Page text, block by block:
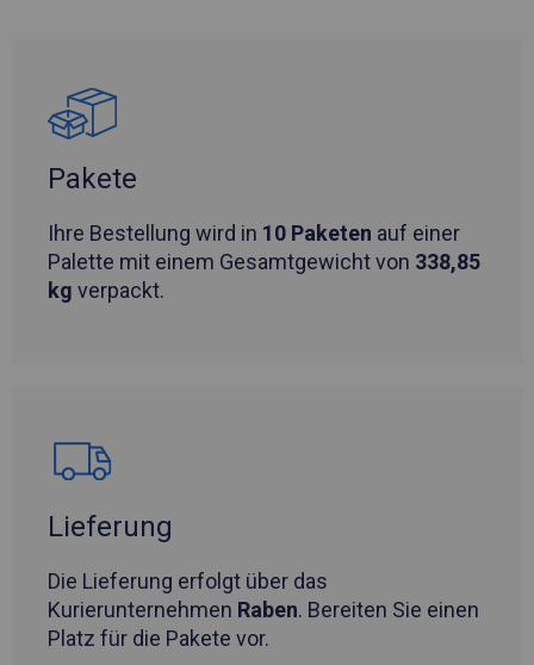
Pakete
Ihre Bestellung wird in 10 Paketen auf einer
Palette mit einem Gesamtgewicht von 338,85
kg verpackt.
Lieferung
Die Lieferung erfolgt über das
Kurierunternehmen Raben. Bereiten Sie einen
Platz für die Pakete vor.